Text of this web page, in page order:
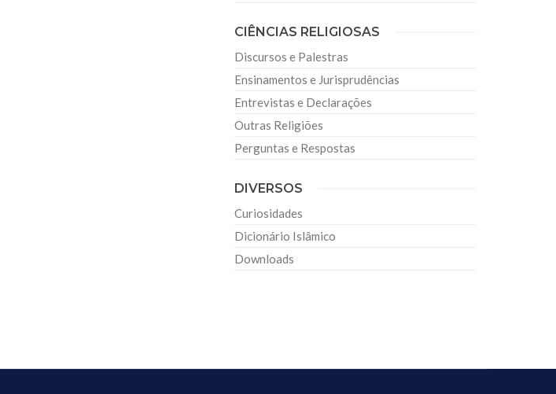
CIÊNCIAS RELIGIOSAS
Discursos e Palestras
Ensinamentos e Jurisprudências
Entrevistas e Declarações
Outras Religiões
Perguntas e Respostas
DIVERSOS
Curiosidades
Dicionário Islâmico
Downloads